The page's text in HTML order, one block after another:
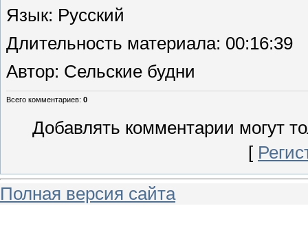
Язык: Русский
Длительность материала: 00:16:39
Автор: Сельские будни
Всего комментариев: 0
Добавлять комментарии могут
[
Полная версия сайта